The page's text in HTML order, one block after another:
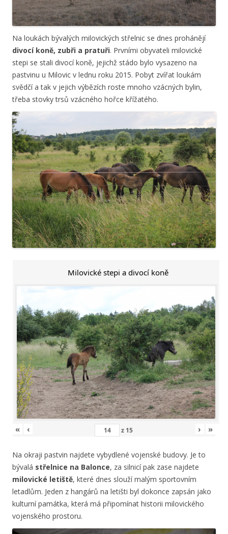
Na loukách bývalých milovických střelnic se dnes prohánějí
divocí koně, zubři a pratuři. Prvními obyvateli milovické
stepi se stali divocí koně, jejichž stádo bylo vysazeno na
pastvinu u Milovic v lednu roku 2015. Pobyt zvířat loukám
svědčí a tak v jejich výbězích roste mnoho vzácných bylin,
třeba stovky trsů vzácného hořce křížatého.
Milovické stepi a divocí koně
« ‹ z 15 › »
Na okraji pastvin najdete vybydlené vojenské budovy. Je to
bývalá střelnice na Balonce, za silnicí pak zase najdete
milovické letiště, které dnes slouží malým sportovním
letadlům. Jeden z hangárů na letišti byl dokonce zapsán jako
kulturní památka, která má připomínat historii milovického
vojenského prostoru.